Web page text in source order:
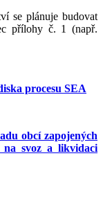
se plánuje budovat
přílohy č. 1 (např.
procesu SEA
obcí zapojených
svoz a likvidaci